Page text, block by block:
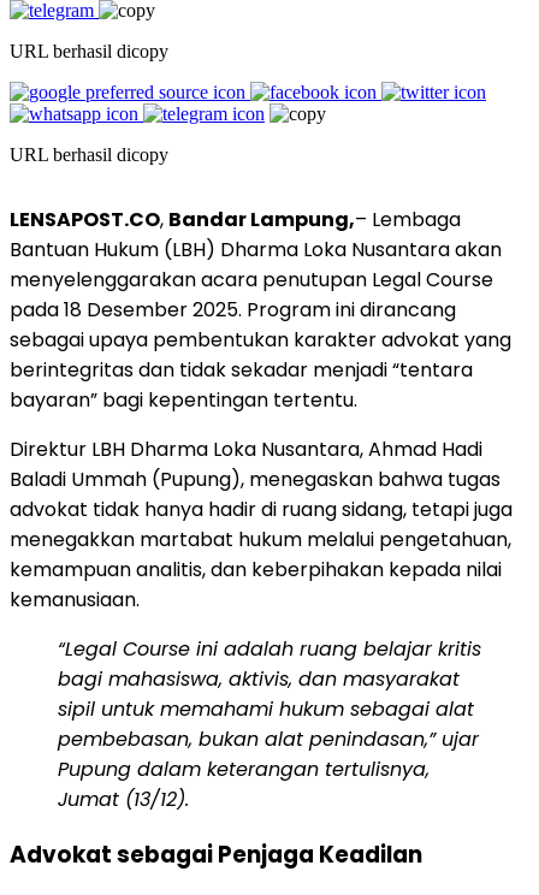
URL berhasil dicopy
URL berhasil dicopy
LENSAPOST.CO, Bandar Lampung,– Lembaga
Bantuan Hukum (LBH) Dharma Loka Nusantara akan
menyelenggarakan acara penutupan Legal Course
pada 18 Desember 2025. Program ini dirancang
sebagai upaya pembentukan karakter advokat yang
berintegritas dan tidak sekadar menjadi “tentara
bayaran” bagi kepentingan tertentu.
Direktur LBH Dharma Loka Nusantara, Ahmad Hadi
Baladi Ummah (Pupung), menegaskan bahwa tugas
advokat tidak hanya hadir di ruang sidang, tetapi juga
menegakkan martabat hukum melalui pengetahuan,
kemampuan analitis, dan keberpihakan kepada nilai
kemanusiaan.
“Legal Course ini adalah ruang belajar kritis
bagi mahasiswa, aktivis, dan masyarakat
sipil untuk memahami hukum sebagai alat
pembebasan, bukan alat penindasan,” ujar
Pupung dalam keterangan tertulisnya,
Jumat (13/12).
Advokat sebagai Penjaga Keadilan